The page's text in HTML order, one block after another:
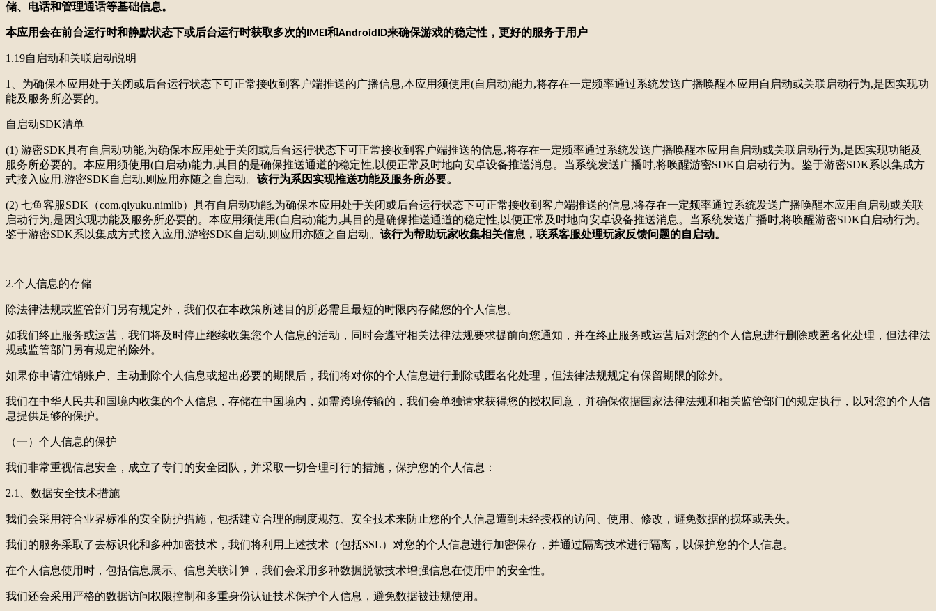
储、电话和管理通话等基础信息。
本应用会在前台运行时和静默状态下或后台运行时获取多次的 IMEI 和AndroidID来确保游戏的稳定性，更好的服务于用户
1.19自启动和关联启动说明
1、为确保本应用处于关闭或后台运行状态下可正常接收到客户端推送的广播信息,本应用须使用(自启动)能力,将存在一定频率通过系统发送广播唤醒本应用自启动或关联启动行为,是因实现功
能及服务所必要的。
自启动SDK清单
(1) 游密SDK具有自启动功能,为确保本应用处于关闭或后台运行状态下可正常接收到客户端推送的信息,将存在一定频率通过系统发送广播唤醒本应用自启动或关联启动行为,是因实现功能及
服务所必要的。本应用须使用(自启动)能力,其目的是确保推送通道的稳定性,以便正常及时地向安卓设备推送消息。当系统发送广播时,将唤醒游密SDK自启动行为。鉴于游密SDK系以集成方
式接入应用,游密SDK自启动,则应用亦随之自启动。 该行为系因实现推送功能及服务所必要。
(2) 七鱼客服SDK（com.qiyuku.nimlib）具有自启动功能,为确保本应用处于关闭或后台运行状态下可正常接收到客户端推送的信息,将存在一定频率通过系统发送广播唤醒本应用自启动或关联
启动行为,是因实现功能及服务所必要的。本应用须使用(自启动)能力,其目的是确保推送通道的稳定性,以便正常及时地向安卓设备推送消息。当系统发送广播时,将唤醒游密SDK自启动行为。
鉴于游密SDK系以集成方式接入应用,游密SDK自启动,则应用亦随之自启动。 该行为帮助玩家收集相关信息，联系客服处理玩家反馈问题的自启动。
2.个人信息的存储
除法律法规或监管部门另有规定外，我们仅在本政策所述目的所必需且最短的时限内存储您的个人信息。
如我们终止服务或运营，我们将及时停止继续收集您个人信息的活动，同时会遵守相关法律法规要求提前向您通知，并在终止服务或运营后对您的个人信息进行删除或匿名化处理，但法律法
规或监管部门另有规定的除外。
如果你申请注销账户、主动删除个人信息或超出必要的期限后，我们将对你的个人信息进行删除或匿名化处理，但法律法规规定有保留期限的除外。
我们在中华人民共和国境内收集的个人信息，存储在中国境内，如需跨境传输的，我们会单独请求获得您的授权同意，并确保依据国家法律法规和相关监管部门的规定执行，以对您的个人信
息提供足够的保护。
（一）个人信息的保护
我们非常重视信息安全，成立了专门的安全团队，并采取一切合理可行的措施，保护您的个人信息：
2.1、数据安全技术措施
我们会采用符合业界标准的安全防护措施，包括建立合理的制度规范、安全技术来防止您的个人信息遭到未经授权的访问、使用、修改，避免数据的损坏或丢失。
我们的服务采取了去标识化和多种加密技术，我们将利用上述技术（包括SSL）对您的个人信息进行加密保存，并通过隔离技术进行隔离，以保护您的个人信息。
在个人信息使用时，包括信息展示、信息关联计算，我们会采用多种数据脱敏技术增强信息在使用中的安全性。
我们还会采用严格的数据访问权限控制和多重身份认证技术保护个人信息，避免数据被违规使用。